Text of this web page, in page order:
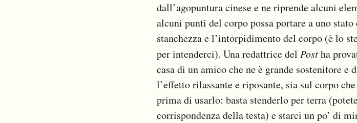
dall’agopuntura cinese e ne riprende alcuni
alcuni punti del corpo possa portare a uno
stanchezza e l’intorpidimento del corpo (è lo
per intenderci). Una redattrice del Postha
casa di un amico che ne è grande sostenitore e
l’effetto rilassante e riposante, sia sul corpo
prima di usarlo: basta stenderlo per terra
corrispondenza della testa) e starci un po’ di